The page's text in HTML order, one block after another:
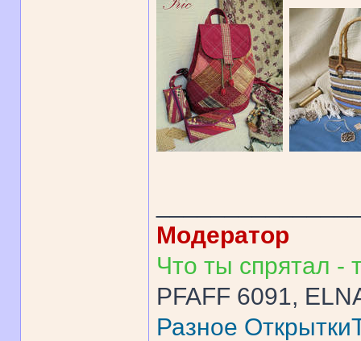
Модератор
Что ты спрятал -
PFAFF 6091,
Разное Открытки